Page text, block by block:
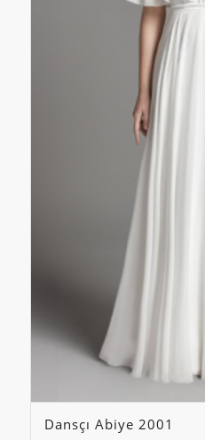
Dansçı Abiye 2001